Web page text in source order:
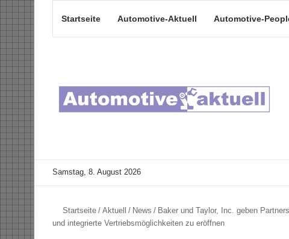
Startseite Automotive-Aktuell Automotive-
Samstag, 8. August 2026
Startseite / Aktuell / News / Baker und Taylor, Inc. geben
und integrierte Vertriebsmöglichkeiten zu eröffnen